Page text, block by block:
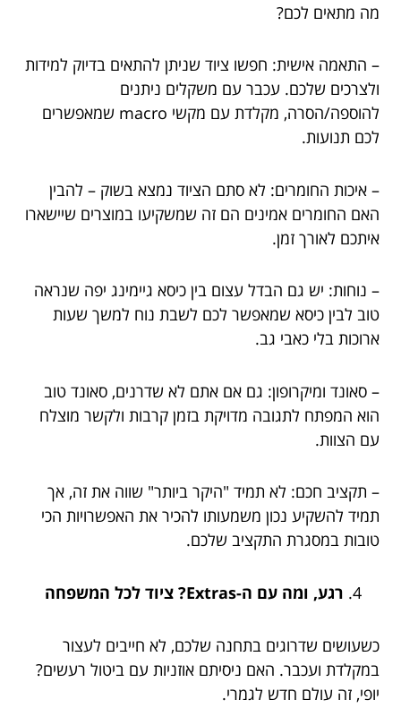
מה מתאים לכם?
– התאמה אישית: חפשו ציוד שניתן להתאים בדיוק למידות
ולצרכים שלכם. עכבר עם משקלים ניתנים
להוספה/הסרה, מקלדת עם מקשי macro שמאפשרים
לכם תנועות.
– איכות החומרים: לא סתם הציוד נמצא בשוק – להבין
האם החומרים אמינים הם זה שמשקיעו במוצרים שיישארו
איתכם לאורך זמן.
– נוחות: יש גם הבדל עצום בין כיסא גיימינג יפה שנראה
טוב לבין כיסא שמאפשר לכם לשבת נוח למשך שעות
ארוכות בלי כאבי גב.
– סאונד ומיקרופון: גם אם אתם לא שדרנים, סאונד טוב
הוא המפתח לתגובה מדויקת בזמן קרבות ולקשר מוצלח
עם הצוות.
– תקציב חכם: לא תמיד "היקר ביותר" שווה את זה, אך
תמיד להשקיע נכון משמעותו להכיר את האפשרויות הכי
טובות במסגרת התקציב שלכם.
רגע, ומה עם ה-Extras? ציוד לכל המשפחה
כשעושים שדרוגים בתחנה שלכם, לא חייבים לעצור
במקלדת ועכבר. האם ניסיתם אוזניות עם ביטול רעשים?
יופי, זה עולם חדש לגמרי.